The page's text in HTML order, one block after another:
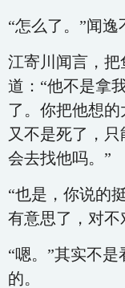
“怎么了。”闻逸
江寄川闻言，
道：“他不是拿
了。你把他想
又不是死了，
会去找他吗。”
“也是，你说的
有意思了，对不
“嗯。”其实不
的。